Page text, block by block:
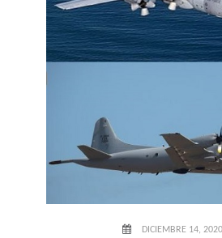
DICIEMBRE 14, 2020